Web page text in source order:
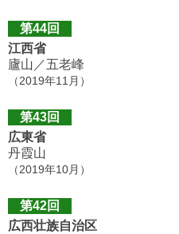
第44回
江西省
廬山／五老峰
（2019年11月）
第43回
広東省
丹霞山
（2019年10月）
第42回
広西壮族自治区